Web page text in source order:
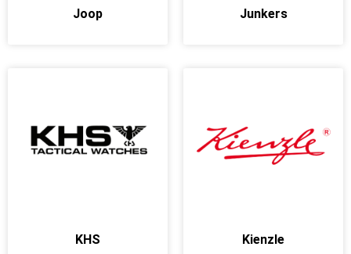
Joop Junkers
KHS Kienzle